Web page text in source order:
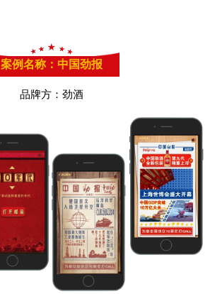
案例名称：中国劲报
品牌方：劲酒